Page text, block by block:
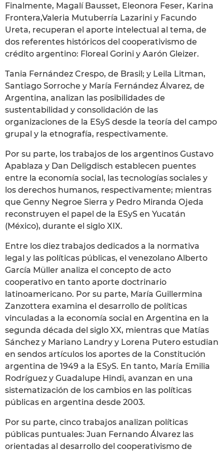
Finalmente, Magalí Bausset, Eleonora Feser, Karina
Frontera,Valeria Mutuberría Lazarini y Facundo
Ureta, recuperan el aporte intelectual al tema, de
dos referentes históricos del cooperativismo de
crédito argentino: Floreal Gorini y Aarón Gleizer.
Tania Fernández Crespo, de Brasil; y Leila Litman,
Santiago Sorroche y María Fernández Álvarez, de
Argentina, analizan las posibilidades de
sustentabilidad y consolidación de las
organizaciones de la ESyS desde la teoría del campo
grupal y la etnografía, respectivamente.
Por su parte, los trabajos de los argentinos Gustavo
Apablaza y Dan Deligdisch establecen puentes
entre la economía social, las tecnologías sociales y
los derechos humanos, respectivamente; mientras
que Genny Negroe Sierra y Pedro Miranda Ojeda
reconstruyen el papel de la ESyS en Yucatán
(México), durante el siglo XIX.
Entre los diez trabajos dedicados a la normativa
legal y las políticas públicas, el venezolano Alberto
García Müller analiza el concepto de acto
cooperativo en tanto aporte doctrinario
latinoamericano. Por su parte, María Guillermina
Zanzottera examina el desarrollo de políticas
vinculadas a la economía social en Argentina en la
segunda década del siglo XX, mientras que Matías
Sánchez y Mariano Landry y Lorena Putero estudian
en sendos artículos los aportes de la Constitución
argentina de 1949 a la ESyS. En tanto, María Emilia
Rodríguez y Guadalupe Hindi, avanzan en una
sistematización de los cambios en las políticas
públicas en argentina desde 2003.
Por su parte, cinco trabajos analizan políticas
públicas puntuales: Juan Fernando Álvarez las
orientadas al desarrollo del cooperativismo de